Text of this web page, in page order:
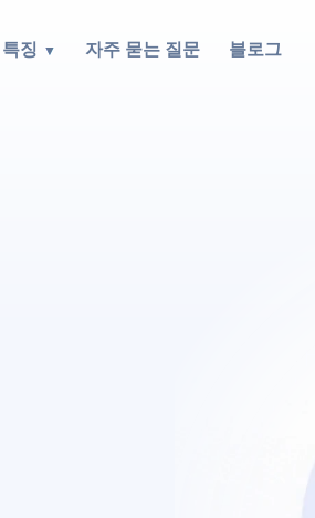
특징 자주 묻는 질문 블로그